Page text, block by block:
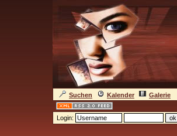
Suchen Kalender Galerie
Login: